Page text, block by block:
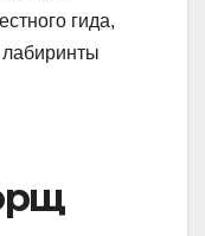
гида,
лабиринты